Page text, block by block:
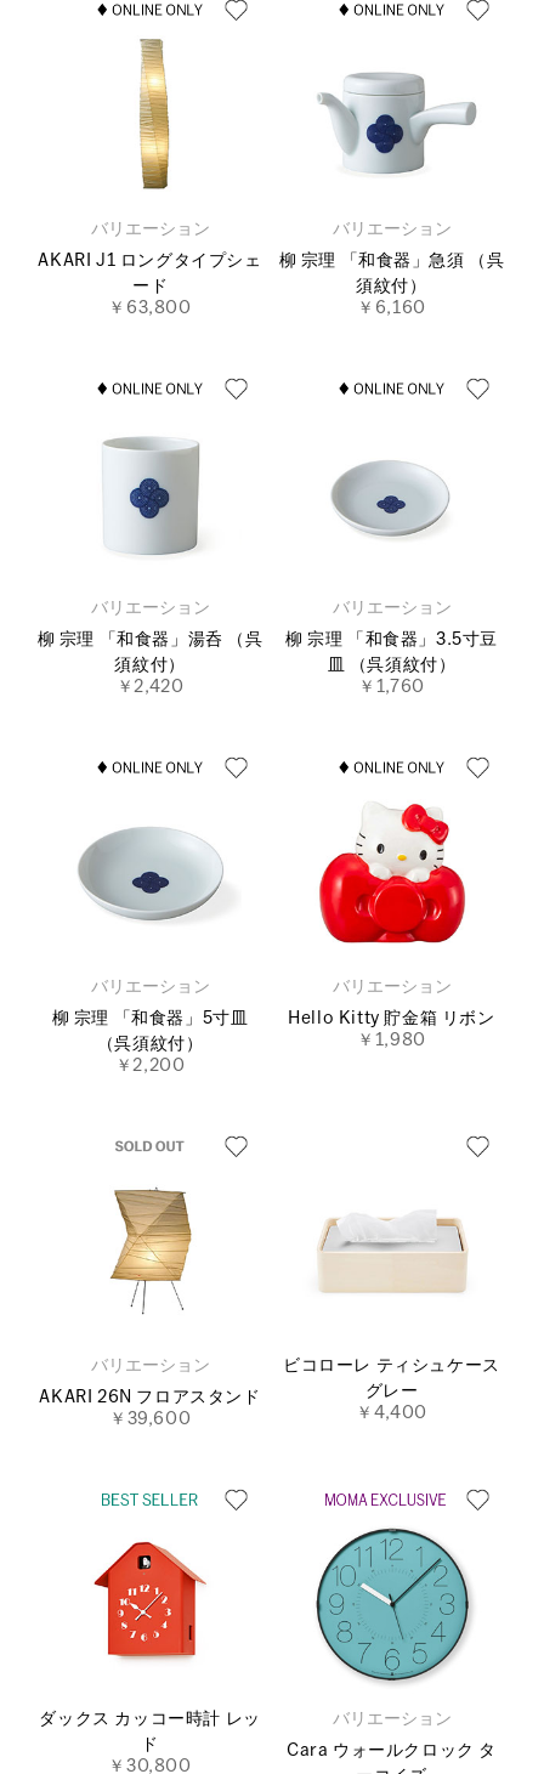
バリエーション
AKARI J1 ロングタイプシェ
ード
￥63,800
バリエーション
柳 宗理 「和食器」急須 （呉
須紋付）
￥6,160
バリエーション
柳 宗理 「和食器」湯呑 （呉
須紋付）
￥2,420
バリエーション
柳 宗理 「和食器」3.5寸豆
皿 （呉須紋付）
￥1,760
バリエーション
柳 宗理 「和食器」5寸皿
（呉須紋付）
￥2,200
バリエーション
Hello Kitty 貯金箱 リボン
￥1,980
バリエーション
AKARI 26N フロアスタンド
￥39,600
ビコローレ ティシュケース
グレー
￥4,400
ダックス カッコー時計 レッ
ド
￥30,800
バリエーション
Cara ウォールクロック タ